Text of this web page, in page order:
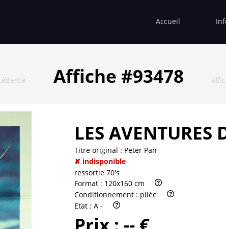
Accueil
Affiche #93478
LES AVENTURES
Titre original : Peter Pan
✘ indisponible
ressortie 70's
Format : 120x160 cm
Conditionnement : pliée
Etat : A -